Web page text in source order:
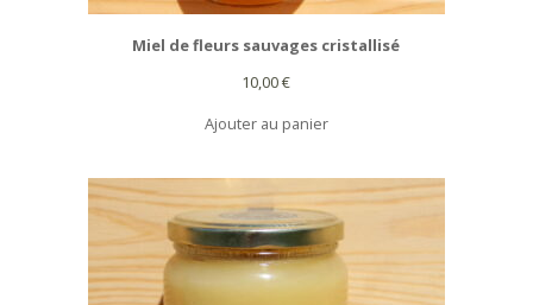
Miel de fleurs sauvages cristallisé
10,00€
Ajouter au panier